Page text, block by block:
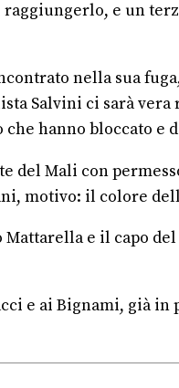
e un
nella sua
Salvini ci sarà
hanno bloccato e
del Mali con
motivo: il colore
e il capo
e ai Bignami, già